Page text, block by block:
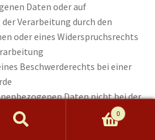
Daten oder auf
Verarbeitung durch den
oder eines Widerspruchsrechts
Beschwerderechts bei einer
Daten nicht bei der
erhoben werden: Alle
über die Herkunft der
0